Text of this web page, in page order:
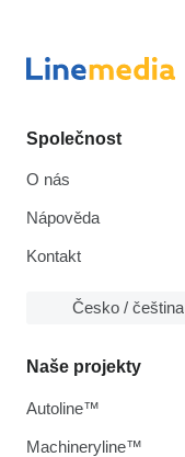
Společnost
O nás
Nápověda
Kontakt
Česko / čeština
Naše projekty
Autoline™
Machineryline™